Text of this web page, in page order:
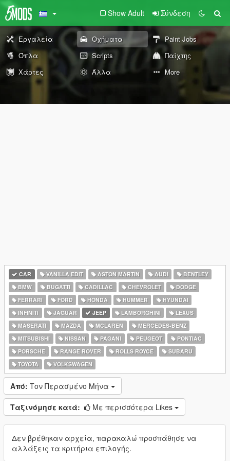
Show Adult Σύνδεση
Εργαλεία Οχήματα
Paint Jobs
Όπλα
Scripts
Παίχτης
Χάρτες
Άλλα More
CAR VANILLA EDIT ASTON MARTIN AUDI
BENTLEY
BMW
BUGATTI CADILLAC CHEVROLET
DODGE
FERRARI
FORD HONDA HUMMER
HYUNDAI
INFINITI
JAGUAR JEEP LAMBORGHINI
LEXUS
MASERATI
MAZDA MCLAREN
MERCEDES-BENZ
MITSUBISHI
NISSAN PAGANI PEUGEOT
PONTIAC
PORSCHE
RANGE ROVER ROLLS ROYCE
SUBARU
TOYOTA
VOLKSWAGEN
Από: Τον Περασμένο Μήνα
Ταξινόμησε κατά: Με περισσότερα Likes
Δεν βρέθηκαν αρχεία, παρακαλώ προσπάθησε να
αλλάξεις τα κριτήρια επιλογής.